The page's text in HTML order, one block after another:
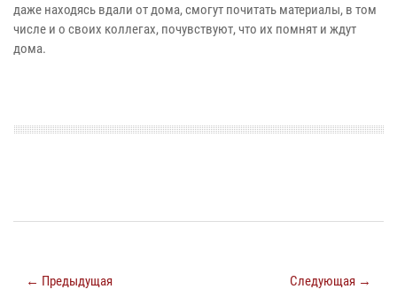
даже находясь вдали от дома, смогут почитать материалы, в том
числе и о своих коллегах, почувствуют, что их помнят и ждут
дома.
← Предыдущая Следующая →